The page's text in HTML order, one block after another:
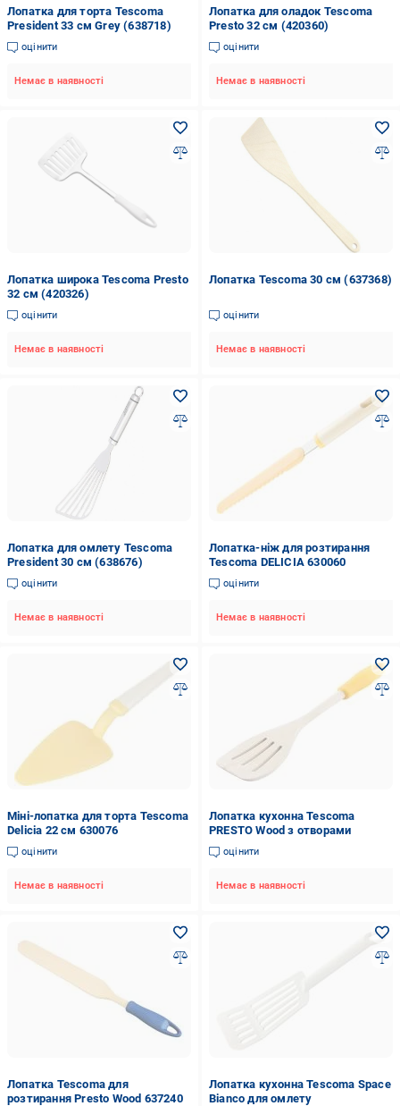
Лопатка для торта Tescoma
President 33 см Grey (638718)
оцінити
Немає в наявності
Лопатка для оладок Tescoma
Presto 32 см (420360)
оцінити
Немає в наявності
Лопатка широка Tescoma Presto
32 см (420326)
оцінити
Немає в наявності
Лопатка Tescoma 30 см (637368)
оцінити
Немає в наявності
Лопатка для омлету Tescoma
President 30 см (638676)
оцінити
Немає в наявності
Лопатка-ніж для розтирання
Tescoma DELICIA 630060
оцінити
Немає в наявності
Міні-лопатка для торта Tescoma
Delicia 22 см 630076
оцінити
Немає в наявності
Лопатка кухонна Tescoma
PRESTO Wood з отворами
оцінити
Немає в наявності
Лопатка Tescoma для
розтирання Presto Wood 637240
Лопатка кухонна Tescoma Space
Bianco для омлету